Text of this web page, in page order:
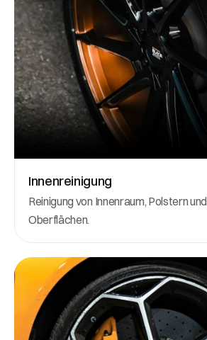
Innenreinigung
Reinigung von Innenraum, Polstern und
Oberflächen.